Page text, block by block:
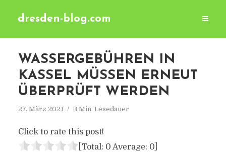
dresden-blog.com
WASSERGEBÜHREN IN
KASSEL MÜSSEN ERNEUT
ÜBERPRÜFT WERDEN
27. März 2021 3 Min. Lesedauer
Click to rate this post!
[Total: 0 Average: 0]